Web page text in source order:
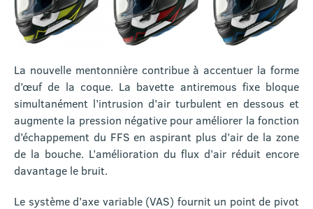
La nouvelle mentonnière contribue à accentuer la forme
d’œuf de la coque. La bavette antiremous fixe bloque
simultanément l’intrusion d’air turbulent en dessous et
augmente la pression négative pour améliorer la fonction
d’échappement du FFS en aspirant plus d’air de la zone
de la bouche. L’amélioration du flux d’air réduit encore
davantage le bruit.
Le système d’axe variable (VAS) fournit un point de pivot